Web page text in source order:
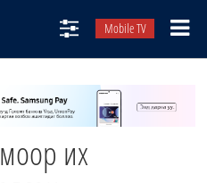
Mobile TV
их